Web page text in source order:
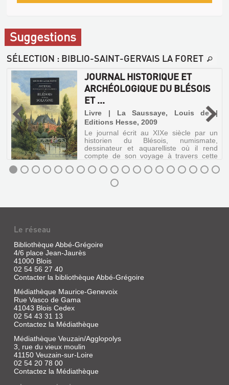
Suggestions
SÉLECTION : BIBLIO-SAINT-GERVAIS LA FORET
JOURNAL HISTORIQUE ET
ARCHÉOLOGIQUE DU BLÉSOIS
ET ...
Livre | La Saussaye, Louis de |
Editions Hesse, 2009
Le journal écrit au XIXe siècle par un
historien du Blésois, numismate,
dessinateur et aquarelliste où il rend
compte de son voyage à travers cette
région de faits archéologiques,
historiques et personnels.
ARCHÉOLOGIQUE
DU
BLÉSOIS
ET
...
|
La
Saussaye,
Louis
de
|
Editions
Hesse,
2009
Le réseau
Bibliothèque Abbé-Grégoire
4/6 place Jean-Jaurès
41000 Blois
02 54 56 27 40
Contacter la bibliothèque Abbé-Grégoire
Médiathèque Maurice-Genevoix
Rue Vasco de Gama
41043 Blois Cedex
02 54 43 31 13
Contactez la Médiathèque
Médiathèque Veuzain/Agglopolys
3, rue du vieux moulin
41150 Veuzain-sur-Loire
02 54 20 78 00
Contactez la Médiathèque